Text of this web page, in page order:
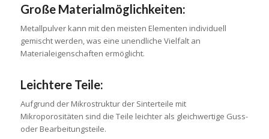
Große Materialmöglichkeiten:
Metallpulver kann mit den meisten Elementen individuell
gemischt werden, was eine unendliche Vielfalt an
Materialeigenschaften ermöglicht.
Leichtere Teile:
Aufgrund der Mikrostruktur der Sinterteile mit
Mikroporositäten sind die Teile leichter als gleichwertige Guss-
oder Bearbeitungsteile.